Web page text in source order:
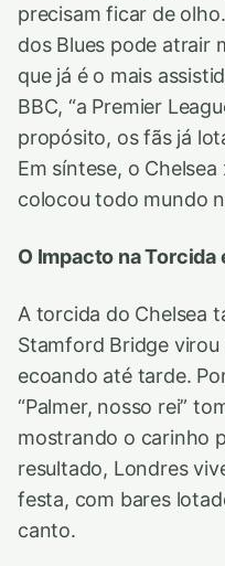
precisam ficar de
dos Blues pode atrair
que já é o mais
BBC, “a Premier
propósito, os fãs já
Em síntese, o
colocou todo mundo
O Impacto na Torcida
A torcida do Chelsea
Stamford Bridge
ecoando até tarde.
“Palmer, nosso rei”
mostrando o carinho
resultado, Londres
festa, com bares
canto.